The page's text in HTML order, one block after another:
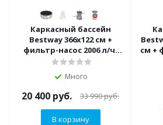
Каркасный бассейн
Bestway 366х122 см +
фильтр-насос 2006 л/ч,
тент, лестница (56420
Много
20 400 руб. 33 990руб.
В корзину
см +